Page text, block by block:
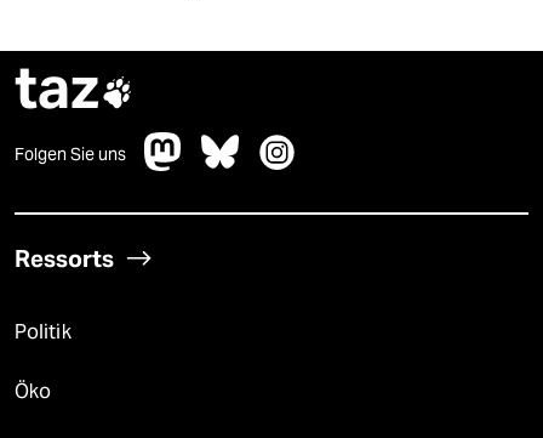
taz
Folgen Sie uns
Ressorts
Politik
Öko